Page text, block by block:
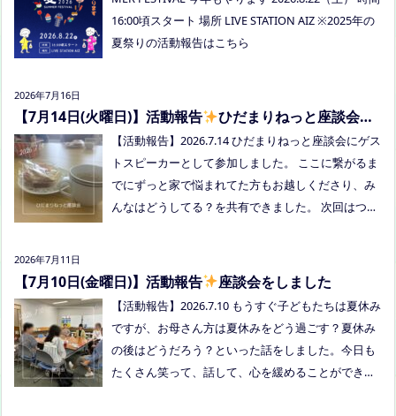
まつフリースクール(岡山市南区植松312-6) 参加者：
ただきます。 参加費：中学生以上500円、小学生200
円、乳幼児無料 ※お申し込みはこちらから https://f
orms.gle/Vhs62HxfDKduZMeV8 ●ひだまりねっと座
談会(北村がゲストスピーカーで参加します) 場所：
つむぎ高梁（高梁市横町1072-1） 日時：令和8年8月
画！夏祭り！ 日時:2026年8月22日(土)16:00〜20:00
頃 場所：LIVE STATION AIZ(倉敷市玉島阿賀崎2-3-55)
内容：音楽あり、ゲームあり、食べ物ありの多世代
交流夏祭りです。
16:00頃スタート 場所 LIVE STATION AIZ ※2025年の
夏祭りの活動報告はこちら
2026年7月16日
【7月14日(火曜日)】活動報告
ひだまりねっと座談会に
参加しました
【活動報告】2026.7.14 ひだまりねっと座談会にゲス
トスピーカーとして参加しました。 ここに繋がるま
でにずっと家で悩まれてた方もお越しくださり、み
んなはどうしてる？を共有できました。 次回はつむ
2026年7月11日
【7月10日(金曜日)】活動報告 座談会をしました
【活動報告】2026.7.10 もうすぐ子どもたちは夏休み
ですが、お母さん方は夏休みをどう過ごす？夏休み
の後はどうだろう？といった話をしました。今日も
たくさん笑って、話して、心を緩めることができま